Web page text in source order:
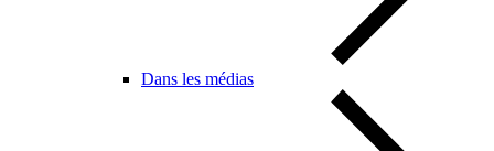
Dans les médias